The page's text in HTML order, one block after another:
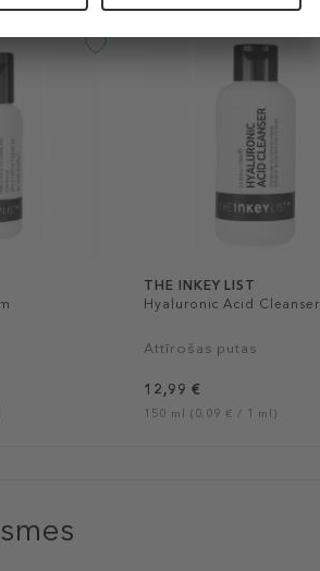
THE INKEY LIST
Hyaluronic Acid Cleanser
Attīrošas putas
12,99 €
150 ml (0,09 € / 1 ml)